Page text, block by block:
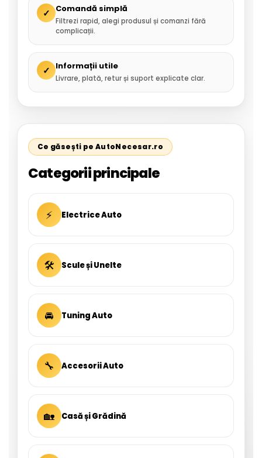
✓ Comandă simplă
Filtrezi rapid, alegi produsul și comanzi fără
complicații.
✓ Informații utile
Livrare, plată, retur și suport explicate clar.
Ce găsești pe AutoNecesar.ro
Categorii principale
⚡ Electrice Auto
🛠 Scule și Unelte
🚘 Tuning Auto
🔧 Accesorii Auto
🏡 Casă și Grădină